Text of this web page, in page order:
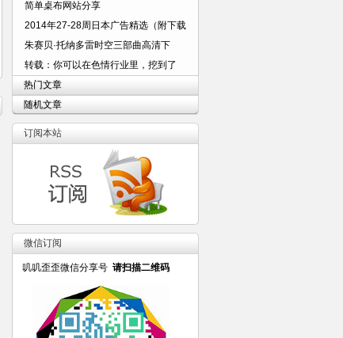
简单桌布网站分享
2014年27-28周日本广告精选（附下载
朱赛贝·托纳多雷时空三部曲高清下
转载：你可以在色情行业里，挖到了
热门文章
随机文章
订阅本站
微信订阅
叽叽歪歪微信分享号 请扫描二维码